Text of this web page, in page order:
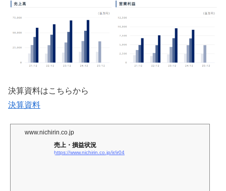
決算資料はこちらから
決算資料
www.nichirin.co.jp
売上・損益状況
https://www.nichirin.co.jp/ir/ir04